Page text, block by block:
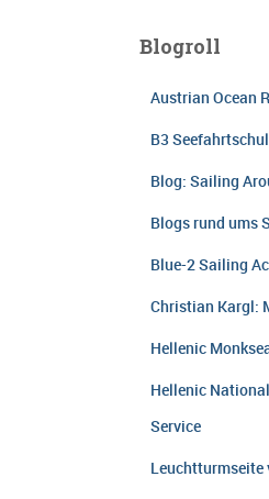
Blogroll
Austrian Ocean
B3
Blog: Sailing
Blogs rund ums
Blue-2 Sailing
Christian Kargl:
Hellenic
Hellenic
Service
Leuchtturmseite